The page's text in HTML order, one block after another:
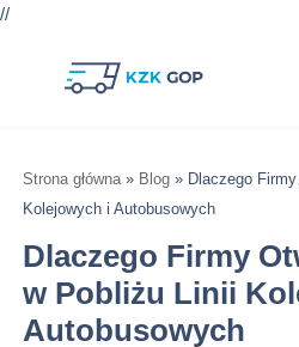
//
Przejdź
Strona główna » Blog » Dlaczego
Kolejowych i Autobusowych
Dlaczego Firmy
w Pobliżu Linii
Autobusowych